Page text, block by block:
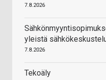
7.8.2026
yleistä
7.8.2026
Tekoäly